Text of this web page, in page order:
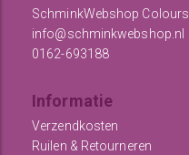
SchminkWebshop Colours
info@schminkwebshop.nl
0162-693188
Informatie
Verzendkosten
Ruilen & Retourneren